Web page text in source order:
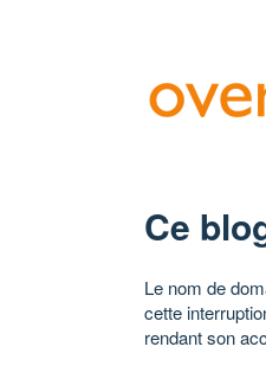
Ce
Le nom de
cette
rendant son